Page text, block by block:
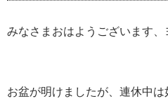
みなさまおはようございます
お盆が明けましたが、連休中